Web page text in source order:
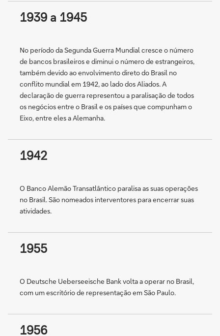
1939 a 1945
No período da Segunda Guerra Mundial cresce o número
de bancos brasileiros e diminui o número de estrangeiros,
também devido ao envolvimento direto do Brasil no
conflito mundial em 1942, ao lado dos Aliados. A
declaração de guerra representou a paralisação de todos
os negócios entre o Brasil e os países que compunham o
Eixo, entre eles a Alemanha.
1942
O Banco Alemão Transatlântico paralisa as suas operações
no Brasil. São nomeados interventores para encerrar suas
atividades.
1955
O Deutsche Ueberseeische Bank volta a operar no Brasil,
com um escritório de representação em São Paulo.
1956